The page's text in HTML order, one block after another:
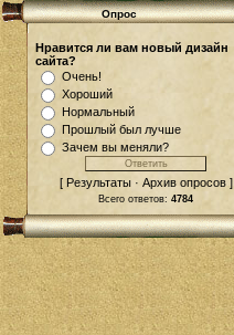
Опрос
Нравится ли вам новый дизайн
сайта?
Очень!
Хороший
Нормальный
Прошлый был лучше
Зачем вы меняли?
[ Результаты · Архив опросов ]
Всего ответов: 4784